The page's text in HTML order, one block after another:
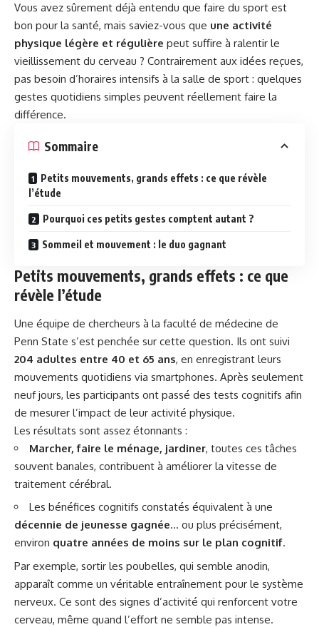
Vous avez sûrement déjà entendu que faire du sport est
bon pour la santé, mais saviez-vous que une activité
physique légère et régulière peut suffire à ralentir le
vieillissement du cerveau ? Contrairement aux idées reçues,
pas besoin d’horaires intensifs à la salle de sport : quelques
gestes quotidiens simples peuvent réellement faire la
différence.
Sommaire
Petits mouvements, grands effets : ce que révèle
l’étude
Pourquoi ces petits gestes comptent autant ?
Sommeil et mouvement : le duo gagnant
Petits mouvements, grands effets : ce que
révèle l’étude
Une équipe de chercheurs à la faculté de médecine de
Penn State s’est penchée sur cette question. Ils ont suivi
204 adultes entre 40 et 65 ans, en enregistrant leurs
mouvements quotidiens via smartphones. Après seulement
neuf jours, les participants ont passé des tests cognitifs afin
de mesurer l’impact de leur activité physique.
Les résultats sont assez étonnants :
Marcher, faire le ménage, jardiner, toutes ces tâches
souvent banales, contribuent à améliorer la vitesse de
traitement cérébral.
Les bénéfices cognitifs constatés équivalent à une
décennie de jeunesse gagnée… ou plus précisément,
environ quatre années de moins sur le plan cognitif.
Par exemple, sortir les poubelles, qui semble anodin,
apparaît comme un véritable entraînement pour le système
nerveux. Ce sont des signes d’activité qui renforcent votre
cerveau, même quand l’effort ne semble pas intense.